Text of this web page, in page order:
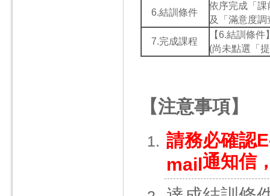
6.結訓條件
依序完成「
及「滿意度
7.完成課程
【6.結訓條
(尚未點選「
【注意事項】
請務必確認
mail通知信